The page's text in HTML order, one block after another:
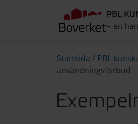
PBL
– en
Startsida / PBL
användningsförbud